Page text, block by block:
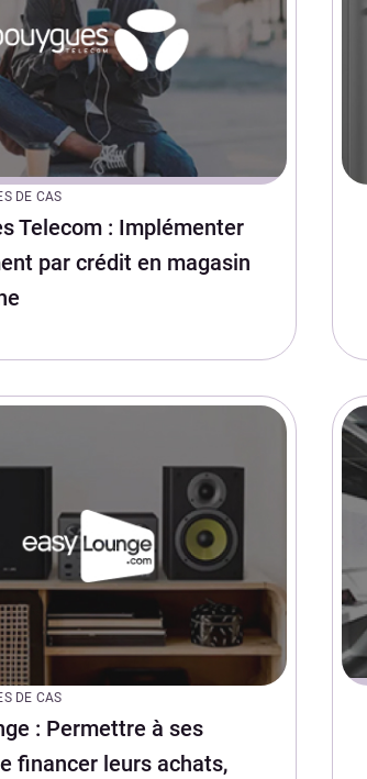
DE CAS
Telecom : Implémenter
par crédit en magasin
DE CAS
: Permettre à ses
financer leurs achats,